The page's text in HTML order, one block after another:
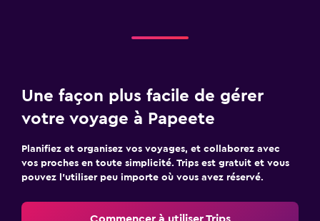
Magasin de souvenirs
Écotourisme
Chambre
Prise près du lit
Une façon plus facile de gérer
votre voyage à Papeete
Planifiez et organisez vos voyages, et collaborez avec
vos proches en toute simplicité. Trips est gratuit et vous
pouvez l’utiliser peu importe où vous avez réservé.
Commencer à utiliser Trips